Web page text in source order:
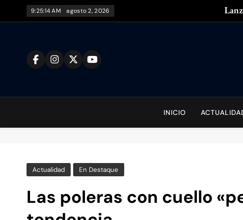
9:25:15 AM agosto 2, 2026
INICIO
Actualidad En Destaque
Las poleras con cuello